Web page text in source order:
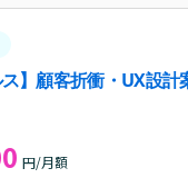
ス】顧客折衝・UX設計
円/月額